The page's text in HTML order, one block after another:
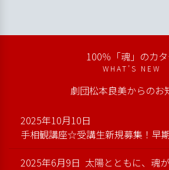
100％「魂」のカ
WHAT’S NEW
劇団松本良美からのお
2025年10月10日
手相観講座☆受講生新規募集！早
2025年6月9日 太陽とともに、魂